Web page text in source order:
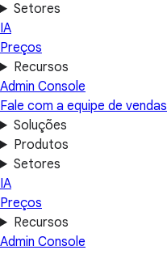
Setores
IA
Preços
Recursos
Admin Console
Fale com a equipe de vendas
Soluções
Produtos
Setores
IA
Preços
Recursos
Admin Console